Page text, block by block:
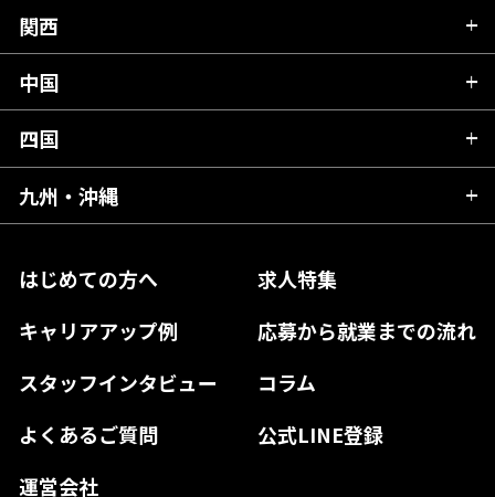
はじめての方へ
求人特集
キャリアアップ例
応募から就業までの流れ
スタッフインタビュー
コラム
よくあるご質問
公式LINE登録
運営会社
岩手県
宮城県
福島県
群馬県
千葉県
東京都
神奈川県
富山県
石川県
山梨県
長野県
岐阜県
静岡県
愛知県
関西
滋賀県
京都府
大阪府
奈良県
和歌山県
中国
広島県
岡山県
島根県
山口県
四国
愛媛県
高知県
徳島県
九州・沖縄
熊本県